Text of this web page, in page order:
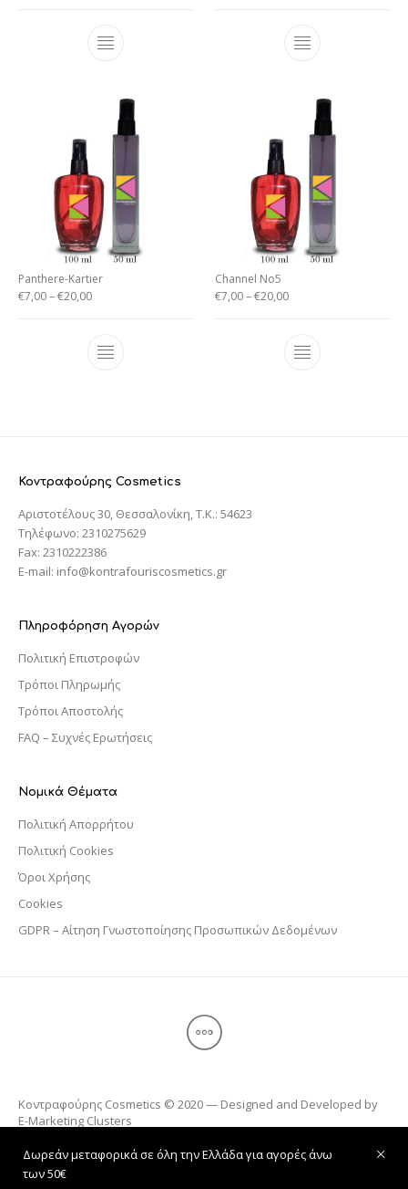
Panthere-Kartier
€7,00–€20,00
Channel No5
€7,00–€20,00
Κοντραφούρης Cosmetics
Αριστοτέλους 30, Θεσσαλονίκη, T.K.: 54623
Τηλέφωνο: 2310275629
Fax: 2310222386
E-mail: info@kontrafouriscosmetics.gr
Πληροφόρηση Αγορών
Πολιτική Επιστροφών
Τρόποι Πληρωμής
Τρόποι Αποστολής
FAQ – Συχνές Ερωτήσεις
Νομικά Θέματα
Πολιτική Απορρήτου
Πολιτική Cookies
Όροι Χρήσης
Cookies
GDPR – Αίτηση Γνωστοποίησης Προσωπικών Δεδομένων
Κοντραφούρης Cosmetics © 2020 — Designed and Developed by
E-Marketing Clusters
Δωρεάν μεταφορικά σε όλη την Ελλάδα για αγορές άνω
των 50€